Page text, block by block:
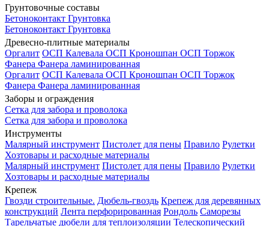
Грунтовочные составы
Бетоноконтакт Грунтовка
Бетоноконтакт Грунтовка
Древесно-плитные материалы
Оргалит ОСП Калевала ОСП Кроношпан ОСП Торжок
Фанера Фанера ламинированная
Оргалит ОСП Калевала ОСП Кроношпан ОСП Торжок
Фанера Фанера ламинированная
Заборы и ограждения
Сетка для забора и проволока
Сетка для забора и проволока
Инструменты
Малярный инструмент Пистолет для пены Правило Рулетки
Хозтовары и расходные материалы
Малярный инструмент Пистолет для пены Правило Рулетки
Хозтовары и расходные материалы
Крепеж
Гвозди строительные. Дюбель-гвоздь Крепеж для деревянных
конструкций Лента перфорированная Рондоль Саморезы
Тарельчатые дюбели для теплоизоляции Телескопический